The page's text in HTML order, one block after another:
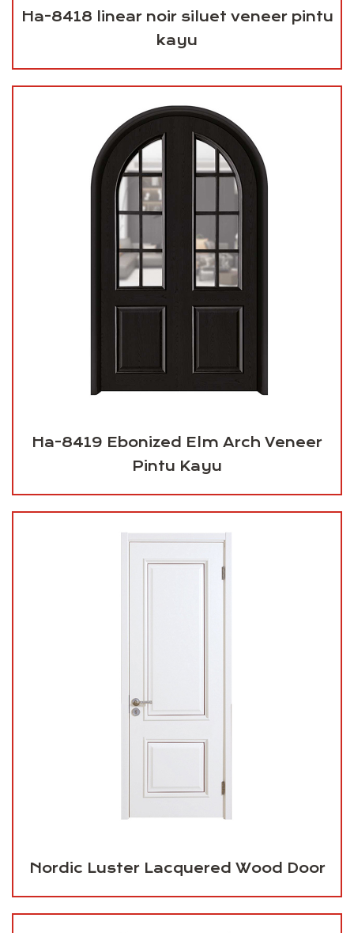
Ha-8418 linear noir siluet veneer pintu
kayu
Ha-8419 Ebonized Elm Arch Veneer
Pintu Kayu
Nordic Luster Lacquered Wood Door